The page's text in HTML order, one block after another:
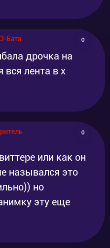
Батя 0
дрочка на
вся лента в х
0
или как он
назывался это
но
эту еще